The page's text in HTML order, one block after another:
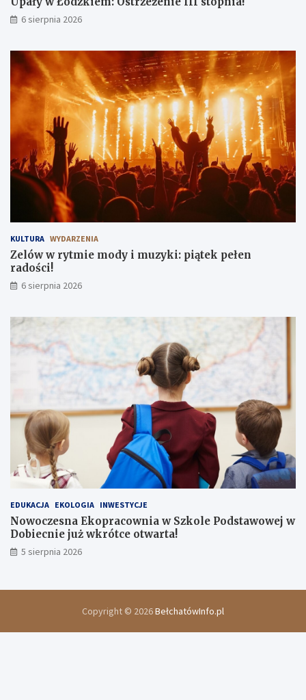
6 sierpnia 2026
KULTURA WYDARZENIA
Zelów w rytmie mody i muzyki: piątek pełen
radości!
6 sierpnia 2026
EDUKACJA EKOLOGIA INWESTYCJE
Nowoczesna Ekopracownia w Szkole Podstawowej w
Dobiecnie już wkrótce otwarta!
5 sierpnia 2026
Copyright © 2026BełchatówInfo.pl